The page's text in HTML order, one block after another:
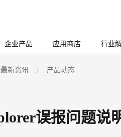
企业产品 应用商店 行业
最新资讯 产品动态
误报问题说